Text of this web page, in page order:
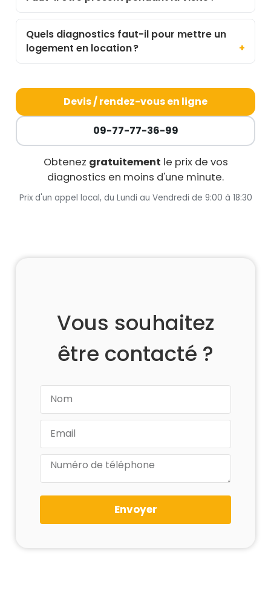
Quels diagnostics faut-il pour mettre un
logement en location ?
Devis / rendez-vous en ligne
09-77-77-36-99
Obtenez gratuitement le prix de vos
diagnostics en moins d'une minute.
Prix d'un appel local, du Lundi au Vendredi de 9:00 à 18:30
Vous souhaitez
être contacté ?
Envoyer